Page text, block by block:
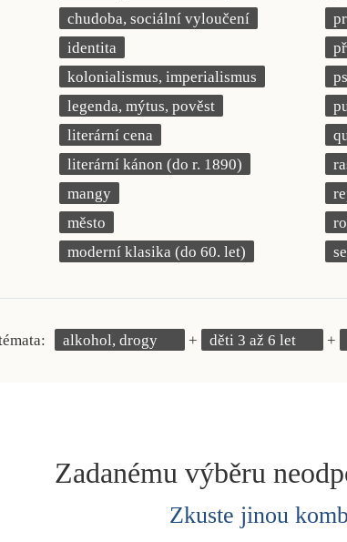
chudoba, sociální vyloučení
identita
kolonialismus, imperialismus
legenda, mýtus, pověst
literární cena
literární kánon (do r. 1890)
mangy
město
moderní klasika (do 60. let)
alkohol, drogy děti 3 až 6 let
Zadanému výběru
Zkuste jinou